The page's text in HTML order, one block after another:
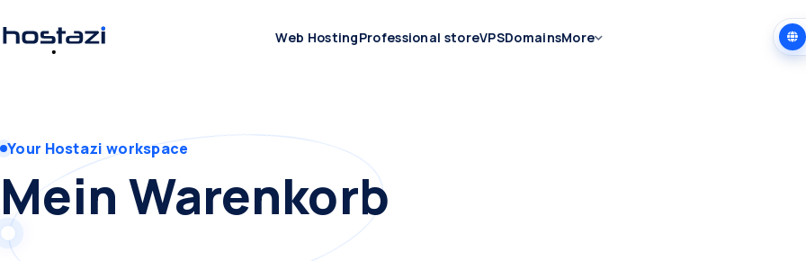
Web HostingProfessional storeVPSDomainsMore
Your Hostazi workspace
Mein Warenkorb